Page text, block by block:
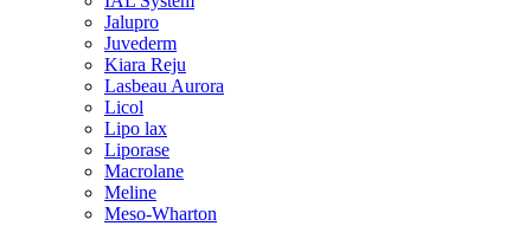
Jalupro
Juvederm
Kiara Reju
Lasbeau Aurora
Licol
Lipo lax
Liporase
Macrolane
Meline
Meso-Wharton